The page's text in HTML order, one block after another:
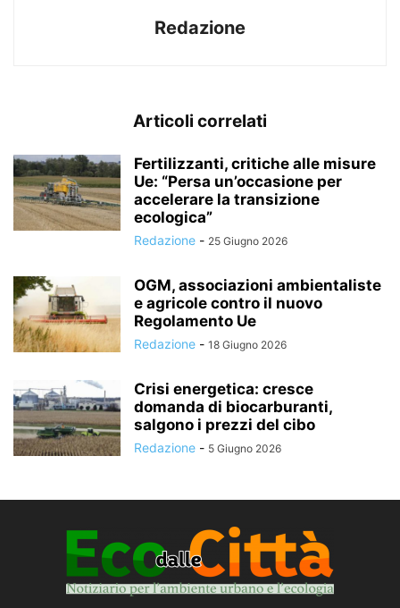
Redazione
Articoli correlati
Fertilizzanti, critiche alle misure
Ue: “Persa un’occasione per
accelerare la transizione
ecologica”
Redazione - 25 Giugno 2026
OGM, associazioni ambientaliste
e agricole contro il nuovo
Regolamento Ue
Redazione - 18 Giugno 2026
Crisi energetica: cresce
domanda di biocarburanti,
salgono i prezzi del cibo
Redazione - 5 Giugno 2026